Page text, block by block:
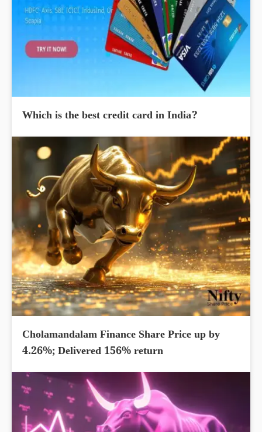
Which is the best credit card in India?
Cholamandalam Finance Share Price up by
4.26%; Delivered 156% return